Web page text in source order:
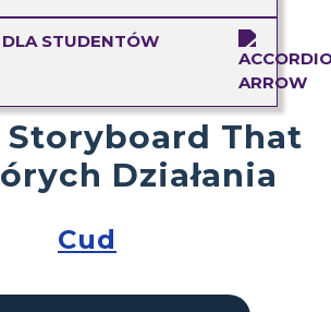
DLA STUDENTÓW
That
Działania
Cud